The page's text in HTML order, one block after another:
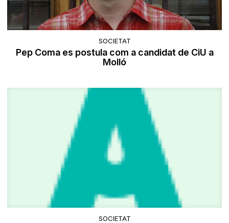
SOCIETAT
Pep Coma es postula com a candidat de CiU a
Molló
SOCIETAT